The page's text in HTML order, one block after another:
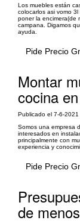
Los muebles están
colocarlos asi vomo
poner la encimera(de
campana. Digamos
ayuda.
Pide Precio
Montar
cocina
Publicado el 7-6-
Somos una empresa
interesados en
principalmente con
experiencia y
Pide Precio
de